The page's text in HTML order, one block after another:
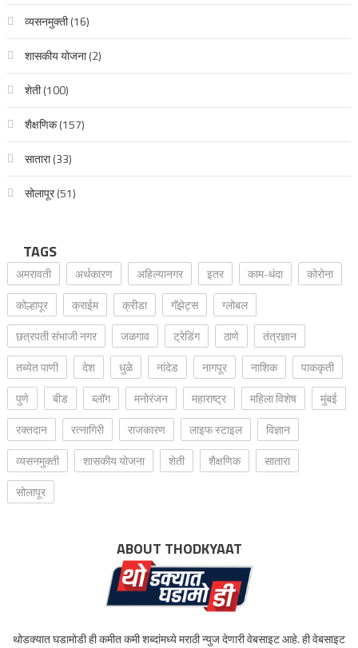
व्यसनमुक्ती(16)
शासकीय योजना(2)
शेती(100)
शैक्षणिक(157)
सातारा(33)
सोलापूर(51)
TAGS
अमरावती अर्थकारण अहिल्यानगर इतर काम-धंदा
कोरोना
कोल्हापूर
क्राईम क्रीडा गॅझेट्स
ग्लोबल
छत्रपती संभाजी नगर
जळगाव ट्रेडिंग ठाणे
तंत्रज्ञान
तब्येत पाणी
देश धुळे नांदेड नागपूर नाशिक
पाककृती
पुणे
बीड ब्लॉग मनोरंजन महाराष्ट्र महिला विशेष
मुंबई
रक्‍तदान
रत्नागिरी राजकारण लाइफ स्टाइल
विज्ञान
व्यसनमुक्ती
शासकीय योजना शेती शैक्षणिक
सातारा
सोलापूर
ABOUT THODKYAAT
थोडक्यात घडामोडी ही कमीत कमी शब्दांमध्ये मराठी न्युज देणारी वेबसाइट आहे. ही वेबसाइट